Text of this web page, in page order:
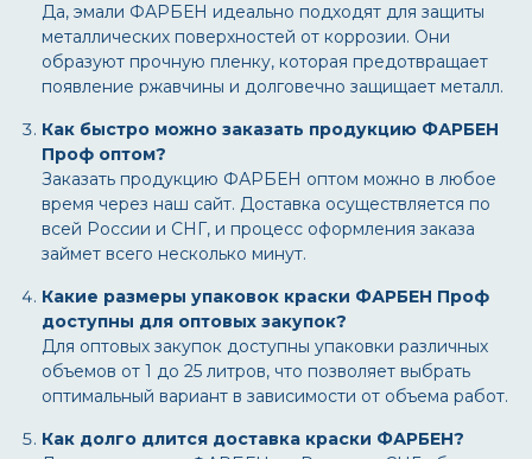
Да, эмали ФАРБЕН идеально подходят для защиты
металлических поверхностей от коррозии. Они
образуют прочную пленку, которая предотвращает
появление ржавчины и долговечно защищает металл.
Как быстро можно заказать продукцию ФАРБЕН
Проф оптом?
Заказать продукцию ФАРБЕН оптом можно в любое
время через наш сайт. Доставка осуществляется по
всей России и СНГ, и процесс оформления заказа
займет всего несколько минут.
Какие размеры упаковок краски ФАРБЕН Проф
доступны для оптовых закупок?
Для оптовых закупок доступны упаковки различных
объемов от 1 до 25 литров, что позволяет выбрать
оптимальный вариант в зависимости от объема работ.
Как долго длится доставка краски ФАРБЕН?